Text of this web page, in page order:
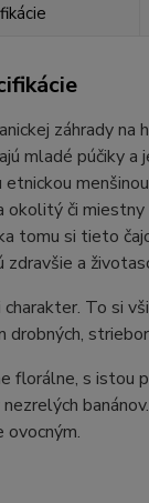
záhrady
mladé púčiky
či miestny
tomu si tieto
zdravšie a
charakter. To si
drobných,
florálne, s istou
ovocným.